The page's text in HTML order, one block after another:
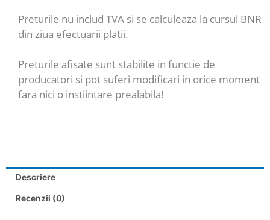
Preturile nu includ TVA si se calculeaza la cursul BNR
din ziua efectuarii platii.
Preturile afisate sunt stabilite in functie de
producatori si pot suferi modificari in orice moment
fara nici o instiintare prealabila!
Descriere
Recenzii (0)